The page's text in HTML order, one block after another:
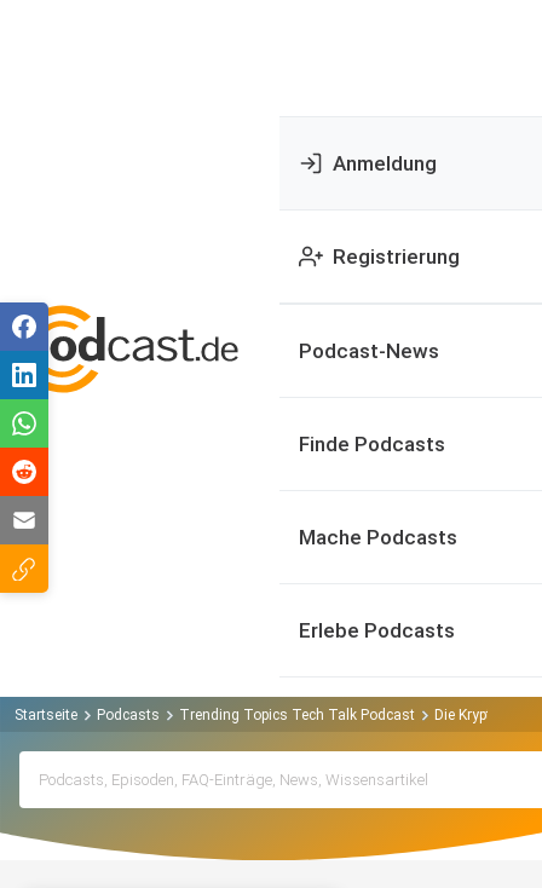
Anmeldung
Registrierung
Podcast-News
Finde Podcasts
Mache Podcasts
Erlebe Podcasts
Startseite Podcasts Trending Topics Tech Talk Podcast Die